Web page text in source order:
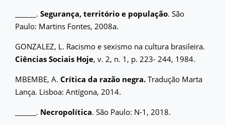
______. Segurança, território e população. São
Paulo: Martins Fontes, 2008a.
GONZALEZ, L. Racismo e sexismo na cultura brasileira.
Ciências Sociais Hoje, v. 2, n. 1, p. 223- 244, 1984.
MBEMBE, A. Crítica da razão negra. Tradução Marta
Lança. Lisboa: Antígona, 2014.
______. Necropolítica. São Paulo: N-1, 2018.